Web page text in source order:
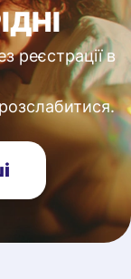
реєстрації в